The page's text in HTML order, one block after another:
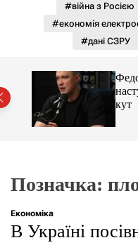
у
#війна з Росією
#економія
#дані СЗРУ
кут
Позначка:
Економіка
В Україні